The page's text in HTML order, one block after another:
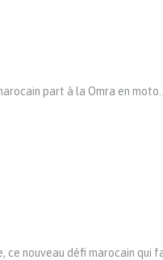
part à la Omra en moto…
ce nouveau défi marocain qui